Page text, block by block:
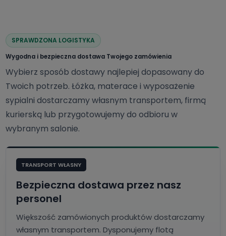
SPRAWDZONA LOGISTYKA
Wygodna i bezpieczna dostawa Twojego zamówienia
Wybierz sposób dostawy najlepiej dopasowany do
Twoich potrzeb. Łóżka, materace i wyposażenie
sypialni dostarczamy własnym transportem, firmą
kurierską lub przygotowujemy do odbioru w
wybranym salonie.
TRANSPORT WŁASNY
Bezpieczna dostawa przez nasz
personel
Większość zamówionych produktów dostarczamy
własnym transportem. Dysponujemy flotą